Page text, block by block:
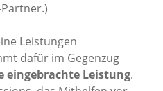
Leistungen
dafür im Gegenzug
Leistung.